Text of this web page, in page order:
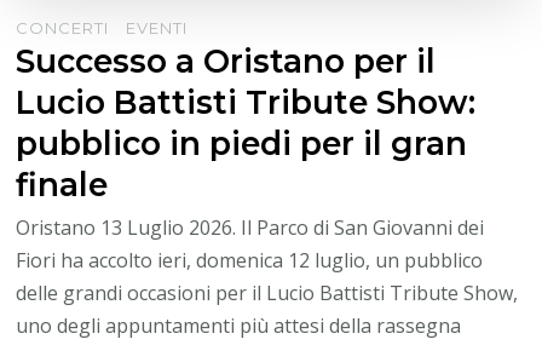
CONCERTI EVENTI
Successo a Oristano per il
Lucio Battisti Tribute Show:
pubblico in piedi per il gran
finale
Oristano 13 Luglio 2026. Il Parco di San Giovanni dei
Fiori ha accolto ieri, domenica 12 luglio, un pubblico
delle grandi occasioni per il Lucio Battisti Tribute Show,
uno degli appuntamenti più attesi della rassegna